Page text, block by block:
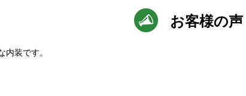
装です。
お客様の声